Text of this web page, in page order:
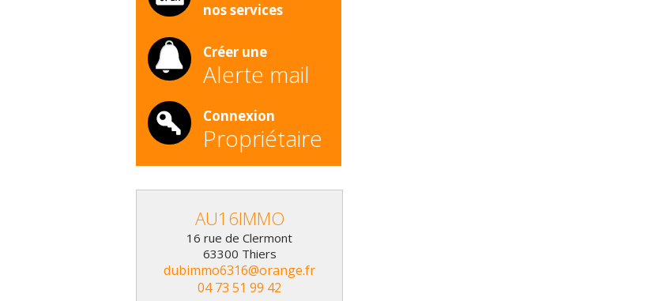
nos services
Créer une
Alerte mail
Connexion
Propriétaire
AU16IMMO
16 rue de Clermont
63300 Thiers
dubimmo6316@orange.fr
04 73 51 99 42